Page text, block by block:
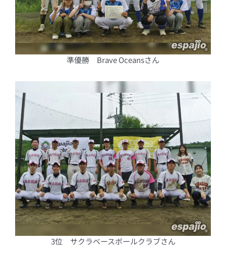
準優勝 Brave Oceansさん
3位 サクラベースボールクラブさん